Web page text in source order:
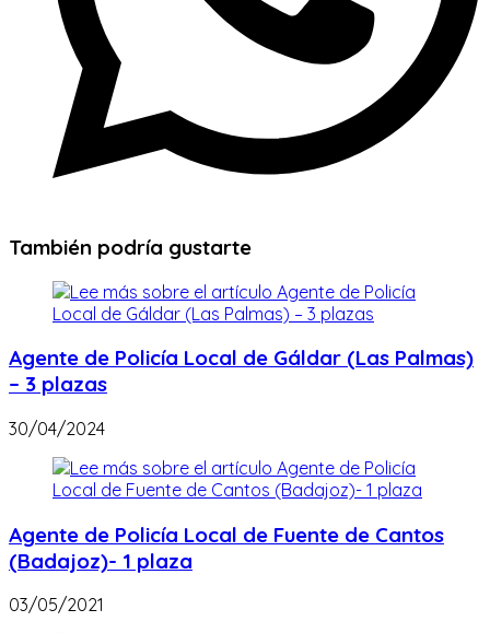
También podría gustarte
Agente de Policía Local de Gáldar (Las Palmas)
– 3 plazas
30/04/2024
Agente de Policía Local de Fuente de Cantos
(Badajoz)- 1 plaza
03/05/2021